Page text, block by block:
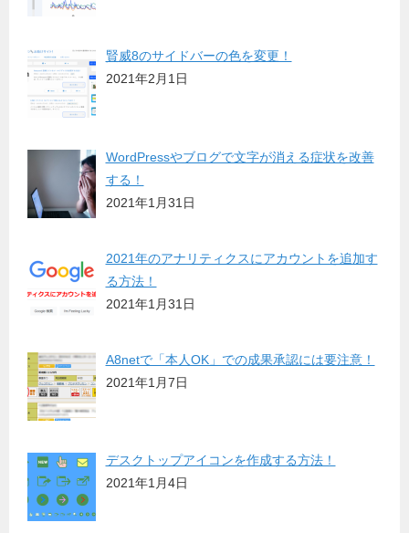
賢威8のサイドバーの色を変更！
2021年2月1日
WordPressやブログで文字が消える症状を改善
する！
2021年1月31日
2021年のアナリティクスにアカウントを追加す
る方法！
2021年1月31日
A8netで「本人OK」での成果承認には要注意！
2021年1月7日
デスクトップアイコンを作成する方法！
2021年1月4日